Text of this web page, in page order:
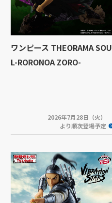
ワンピース THEORAMA SOU
L-RORONOA ZORO-
2026年7月28日（火）
より順次登場予定